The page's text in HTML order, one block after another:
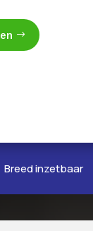
Breed inzetbaar